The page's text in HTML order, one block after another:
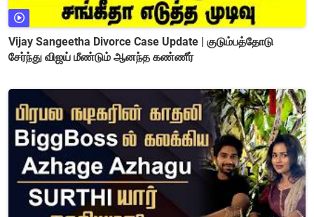
Vijay Sangeetha Divorce Case Update | குடும்பத்தோடு
சேர்ந்து விஜய் மீண்டும் ஆனந்த கண்ணீர்